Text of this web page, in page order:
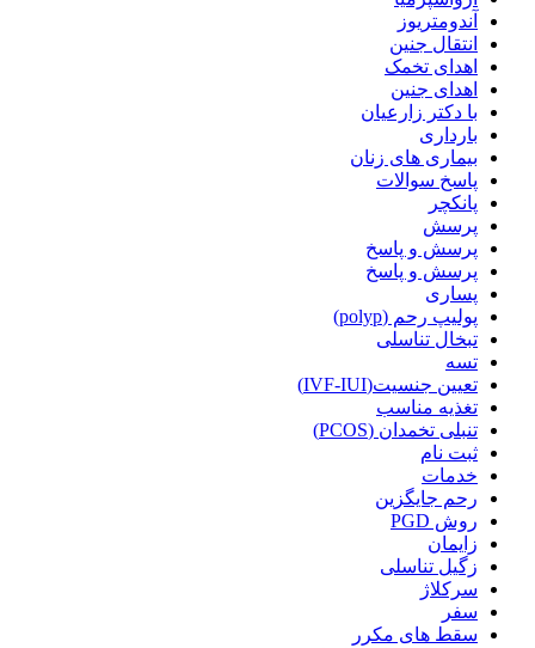
آندومتریوز
انتقال جنین
اهدای تخمک
اهدای جنین
با دکتر زارعیان
بارداری
بیماری های زنان
پاسخ سوالات
پانکچر
پرسش
پرسش و پاسخ
پرسش و پاسخ
پساری
پولیپ رحم (polyp)
تبخال تناسلی
تسه
تعیین جنسیت(IVF-IUI)
تغذیه مناسب
تنبلی تخمدان (PCOS)
ثبت نام
خدمات
رحم جایگزین
روش PGD
زایمان
زگیل تناسلی
سرکلاژ
سفر
سقط های مکرر